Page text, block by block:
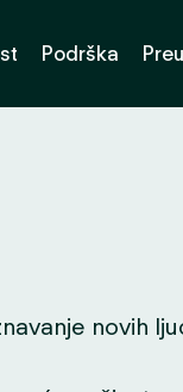
Podrška
novih